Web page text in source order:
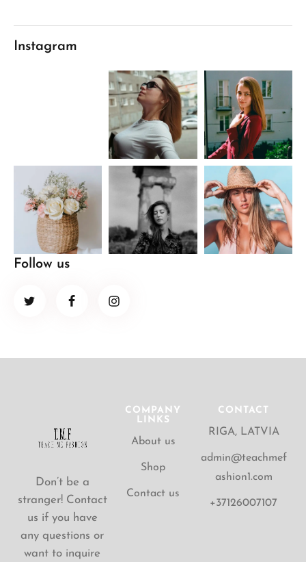
Instagram
Follow us
Don’t be a
stranger! Contact
us if you have
any questions or
want to inquire
COMPANY
LINKS
About us
Shop
Contact us
CONTACT
RIGA, LATVIA
admin@teachmef
ashion1.com
+37126007107